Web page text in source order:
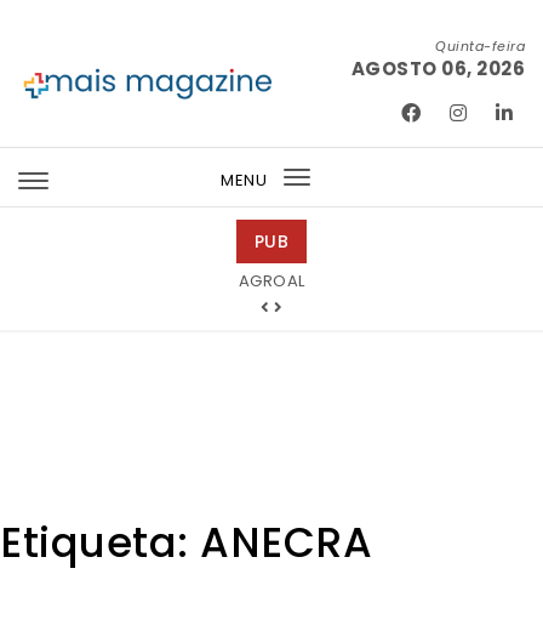
Quinta-feira
AGOSTO 06, 2026
MENU
Toggle
PUB
Abreu Advogados
Etiqueta: ANECRA